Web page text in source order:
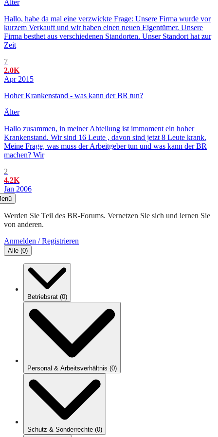
Älter
Hallo, habe da mal eine verzwickte Frage: Unsere Firma wurde vor
kurzem Verkauft und wir haben einen neuen Eigentümer. Unsere
Firma besthet aus verschiedenen Standorten. Unser Standort hat zur
Zeit
7
2.0K
Apr 2015
Hoher Krankenstand - was kann der BR tun?
Älter
Hallo zusammen, in meiner Abteilung ist immoment ein hoher
Krankenstand. Wir sind 16 Leute , davon sind jetzt 8 Leute krank.
Meine Frage, was muss der Arbeitgeber tun und was kann der BR
machen? Wir
2
4.2K
Jan 2006
Werden Sie Teil des BR-Forums. Vernetzen Sie sich und lernen Sie
von anderen.
Anmelden / Registrieren
Alle (0)
Betriebsrat (0)
Personal & Arbeitsverhältnis (0)
Schutz & Sonderrechte (0)